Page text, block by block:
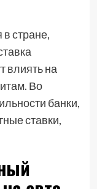
стране,
влиять на
Во
банки,
ставки,